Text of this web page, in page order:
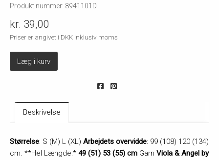
Produkt nummer: 8941101D
kr. 39,00
Priser er angivet i DKK inklusiv moms
Læg i kurv
Beskrivelse
Størrelse: S (M) L (XL) Arbejdets overvidde: 99 (108) 120 (134)
cm. **Hel Længde:* 49 (51) 53 (55) cm Garn Viola & Angel by